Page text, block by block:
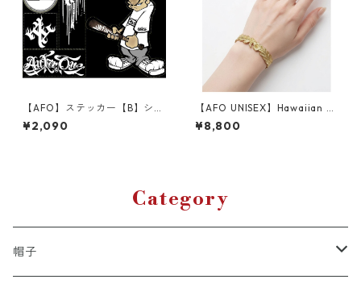
【AFO】ステッカー【B】シー
ル ニューエラシール ハードコ
ア スケーター ヒップホップ H
¥2,090
【AFO UNISEX】Hawaiian Je
welry BRACELET / ハワイア
ン ジュエリーブレスレット
¥8,800
Category
帽子